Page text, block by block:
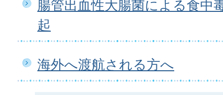
腸管出血性大腸菌による食中
起
海外へ渡航される方へ